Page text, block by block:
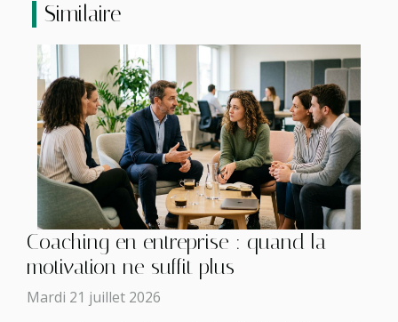
Similaire
Coaching en entreprise : quand la
motivation ne suffit plus
Mardi 21 juillet 2026